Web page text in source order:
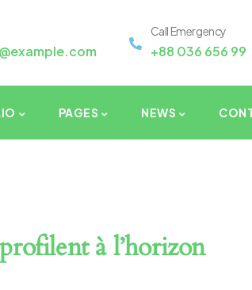
Call Emergency
+88 036 656 99
PAGES NEWS
à l’horizon